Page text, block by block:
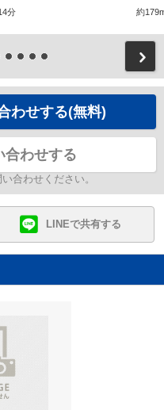
分 約
わせする(無料)
合わせする
合わせください。
LINEで共有する